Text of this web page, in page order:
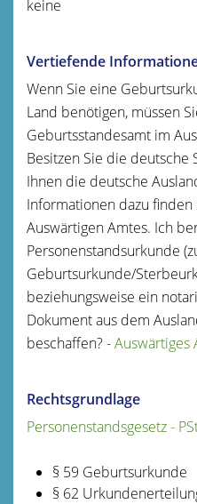
keine
Vertiefende
Wenn Sie eine
Land benötigen, müssen
Geburtsstandesamt im
Besitzen Sie die deutsche
Ihnen die deutsche
Informationen dazu
Auswärtigen Amtes. Ich
Personenstandsurkunde
Geburtsurkunde/
beziehungsweise ein
Dokument aus dem
beschaffen? -Auswärtiges
Rechtsgrundlage
Personenstandsgesetz -
§ 59 Geburtsurkunde
§ 62